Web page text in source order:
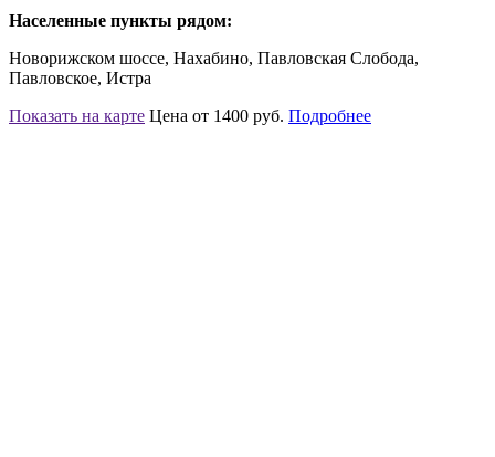
Населенные пункты рядом:
Новорижском шоссе, Нахабино, Павловская Слобода,
Павловское, Истра
Показать на карте Цена от 1400 руб. Подробнее